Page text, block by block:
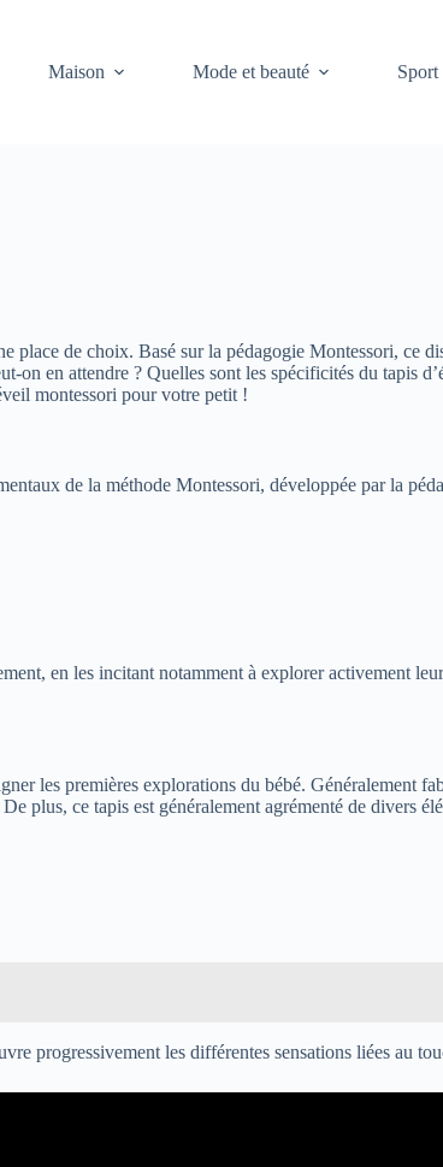
Maison Mode et beauté Sport
place de choix. Basé sur la pédagogie Montessori, ce
on en attendre ? Quelles sont les spécificités du tapis
montessori pour votre petit !
de la méthode Montessori, développée par la
en les incitant notamment à explorer activement
les premières explorations du bébé. Généralement
plus, ce tapis est généralement agrémenté de divers
progressivement les différentes sensations liées au